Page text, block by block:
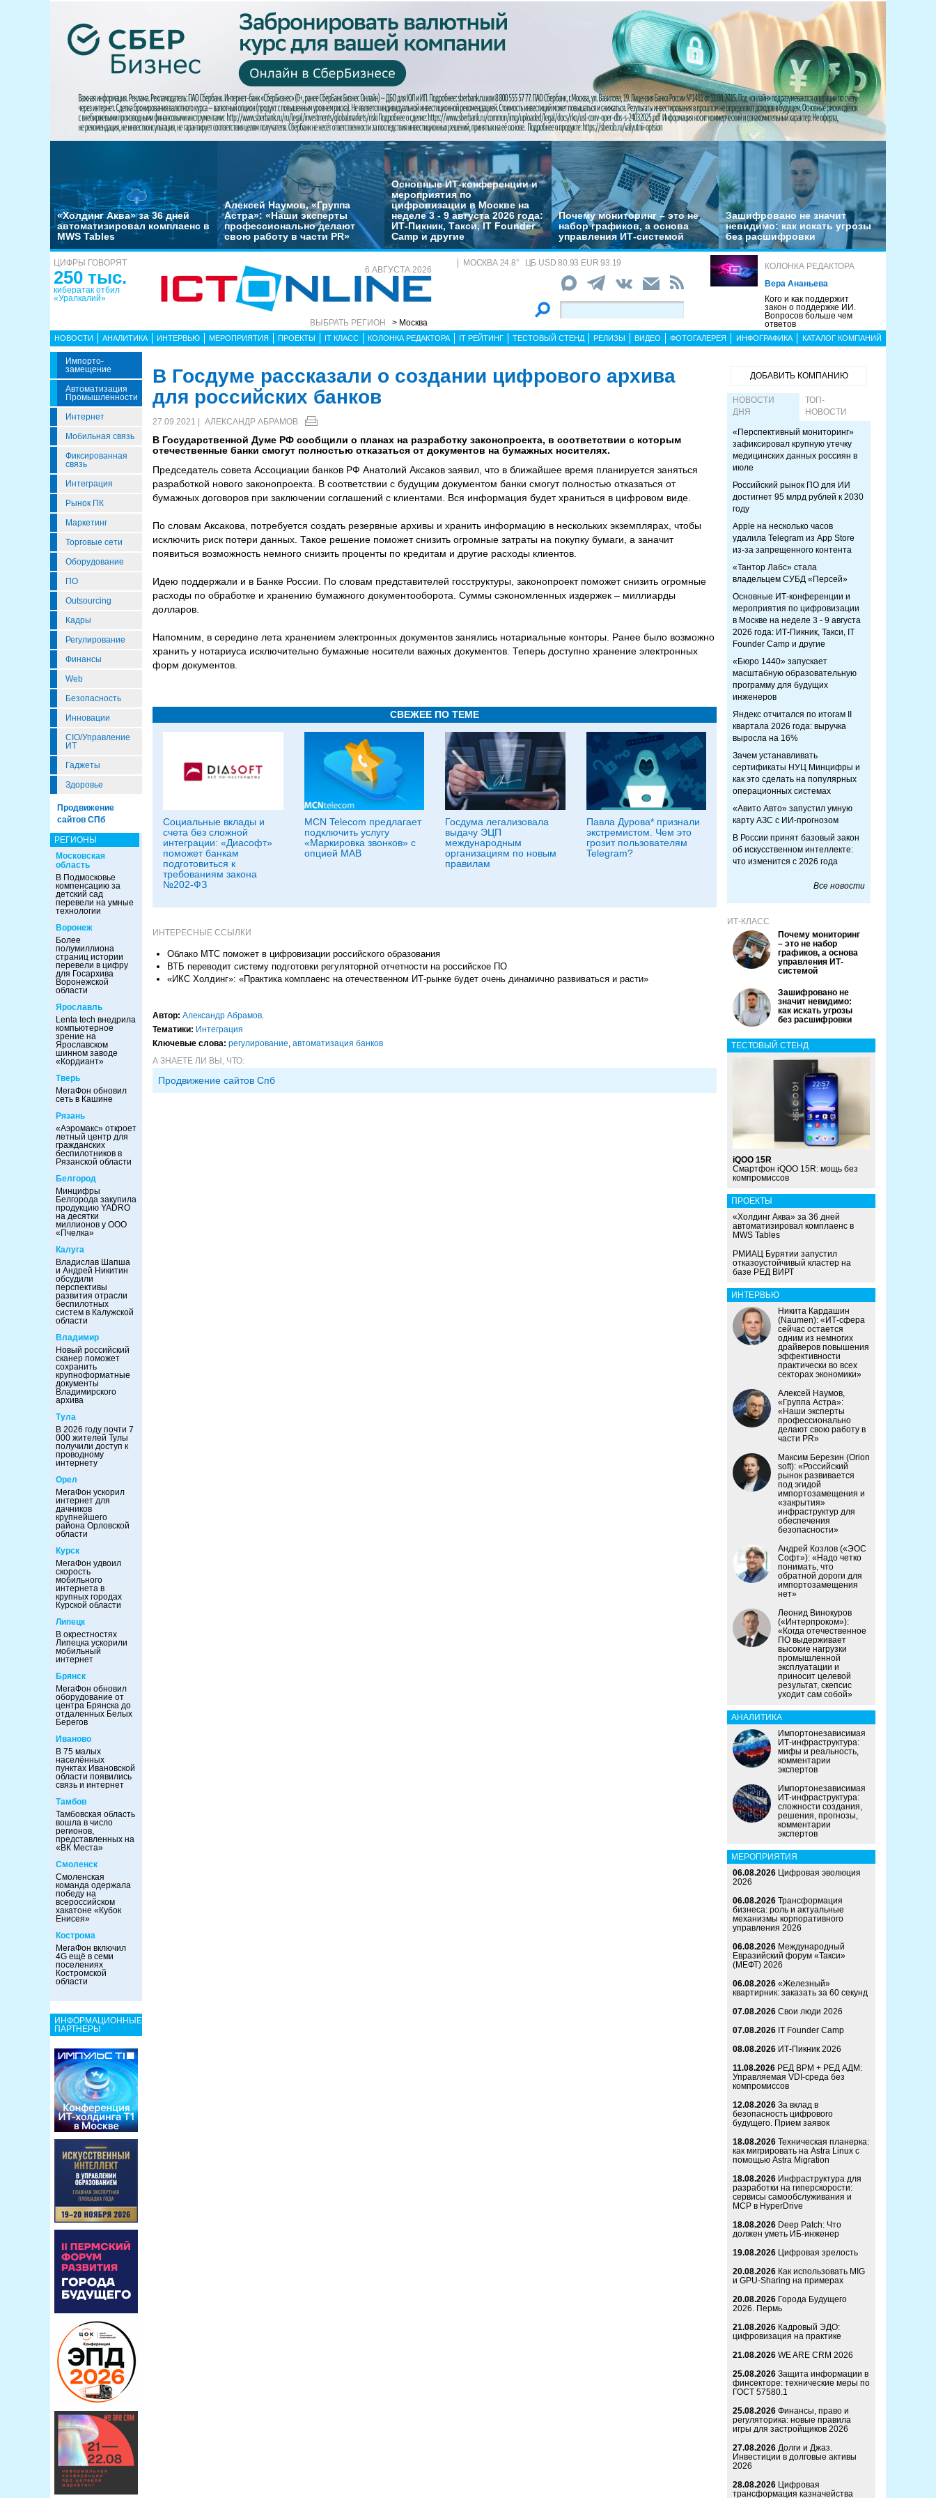
«Холдинг Аква» за 36 дней
автоматизировал комплаенс в
MWS Tables
Алексей Наумов, «Группа
Астра»: «Наши эксперты
профессионально делают
свою работу в части PR»
Основные ИТ-конференции и
мероприятия по
цифровизации в Москве на
неделе 3 - 9 августа 2026 года:
ИТ-Пикник, Такси, IT Founder
Camp и другие
Почему мониторинг – это не
набор графиков, а основа
управления ИТ-системой
Зашифровано не значит
невидимо: как искать угрозы
без расшифровки
ЦИФРЫ ГОВОРЯТ
250 тыс.
кибератак отбил
«Уралкалий»
6 АВГУСТА 2026
ВЫБРАТЬ РЕГИОН > Москва
МОСКВА 24.8° ЦБ USD 80.93 EUR 93.19
КОЛОНКА РЕДАКТОРА
Вера Ананьева
Кого и как поддержит
закон о поддержке ИИ.
Вопросов больше чем
ответов
НОВОСТИ АНАЛИТИКА ИНТЕРВЬЮ МЕРОПРИЯТИЯ ПРОЕКТЫ IT КЛАСС КОЛОНКА РЕДАКТОРА IT РЕЙТИНГ ТЕСТОВЫЙ СТЕНД РЕЛИЗЫ ВИДЕО ФОТОГАЛЕРЕЯ ИНФОГРАФИКА КАТАЛОГ КОМПАНИЙ
Импорто­
Замещение
Автоматизация
Промышленности
Интернет
Мобильная связь
Фиксированная
связь
Интеграция
Рынок ПК
Маркетинг
Торговые сети
Оборудование
ПО
Outsourcing
Кадры
Регулирование
Финансы
Web
Безопасность
Инновации
CIO/Управление
ИТ
Гаджеты
Здоровье
Продвижение
сайтов СПб
РЕГИОНЫ
Московская
область
В Подмосковье
компенсацию за
детский сад
перевели на умные
технологии
Воронеж
Более
полумиллиона
страниц истории
перевели в цифру
для Госархива
Воронежской
области
Ярославль
Lenta tech внедрила
компьютерное
зрение на
Ярославском
шинном заводе
«Кордиант»
Тверь
МегаФон обновил
сеть в Кашине
Рязань
«Аэромакс» откроет
летный центр для
гражданских
беспилотников в
Рязанской области
Белгород
Минцифры
Белгорода закупила
продукцию YADRO
на десятки
миллионов у ООО
«Пчелка»
Калуга
Владислав Шапша
и Андрей Никитин
обсудили
перспективы
развития отрасли
беспилотных
систем в Калужской
области
Владимир
Новый российский
сканер поможет
сохранить
крупноформатные
документы
Владимирского
архива
Тула
В 2026 году почти 7
000 жителей Тулы
получили доступ к
проводному
интернету
Орел
МегаФон ускорил
интернет для
дачников
крупнейшего
района Орловской
области
Курск
МегаФон удвоил
скорость
мобильного
интернета в
крупных городах
Курской области
Липецк
В окрестностях
Липецка ускорили
мобильный
интернет
Брянск
МегаФон обновил
оборудование от
центра Брянска до
отдаленных Белых
Берегов
Иваново
В 75 малых
населённых
пунктах Ивановской
области появились
связь и интернет
Тамбов
Тамбовская область
вошла в число
регионов,
представленных на
«ВК Места»
Смоленск
Смоленская
команда одержала
победу на
всероссийском
хакатоне «Кубок
Енисея»
Кострома
МегаФон включил
4G ещё в семи
поселениях
Костромской
области
ИНФОРМАЦИОННЫЕ
ПАРТНЕРЫ
В Госдуме рассказали о создании цифрового архива
для российских банков
27.09.2021 | АЛЕКСАНДР АБРАМОВ
В Государственной Думе РФ сообщили о планах на разработку законопроекта, в соответствии с которым
отечественные банки смогут полностью отказаться от документов на бумажных носителях.
Председатель совета Ассоциации банков РФ Анатолий Аксаков заявил, что в ближайшее время планируется заняться
разработкой нового законопроекта. В соответствии с будущим документом банки смогут полностью отказаться от
бумажных договоров при заключении соглашений с клиентами. Вся информация будет храниться в цифровом виде.
По словам Аксакова, потребуется создать резервные архивы и хранить информацию в нескольких экземплярах, чтобы
исключить риск потери данных. Такое решение поможет снизить огромные затраты на покупку бумаги, а заначит
появиться возможность немного снизить проценты по кредитам и другие расходы клиентов.
Идею поддержали и в Банке России. По словам представителей госструктуры, законопроект поможет снизить огромные
расходы по обработке и хранению бумажного документооборота. Суммы сэкономленных издержек – миллиарды
долларов.
Напомним, в середине лета хранением электронных документов занялись нотариальные конторы. Ранее было возможно
хранить у нотариуса исключительно бумажные носители важных документов. Теперь доступно хранение электронных
форм документов.
СВЕЖЕЕ ПО ТЕМЕ
Социальные вклады и
счета без сложной
интеграции: «Диасофт»
поможет банкам
подготовиться к
требованиям закона
№202-ФЗ
MCN Telecom предлагает
подключить услугу
«Маркировка звонков» с
опцией МАВ
Госдума легализовала
выдачу ЭЦП
международным
организациям по новым
правилам
Павла Дурова* признали
экстремистом. Чем это
грозит пользователям
Telegram?
ИНТЕРЕСНЫЕ ССЫЛКИ
Облако МТС поможет в цифровизации российского образования
ВТБ переводит систему подготовки регуляторной отчетности на российское ПО
«ИКС Холдинг»: «Практика комплаенс на отечественном ИТ-рынке будет очень динамично развиваться и расти»
Автор: Александр Абрамов.
Тематики: Интеграция
Ключевые слова: регулирование, автоматизация банков
А ЗНАЕТЕ ЛИ ВЫ, ЧТО:
Продвижение сайтов Спб
ДОБАВИТЬ КОМПАНИЮ
НОВОСТИ
ДНЯ
ТОП-
НОВОСТИ
«Перспективный мониторинг»
зафиксировал крупную утечку
медицинских данных россиян в
июле
Российский рынок ПО для ИИ
достигнет 95 млрд рублей к 2030
году
Apple на несколько часов
удалила Telegram из App Store
из-за запрещенного контента
«Тантор Лабс» стала
владельцем СУБД «Персей»
Основные ИТ-конференции и
мероприятия по цифровизации
в Москве на неделе 3 - 9 августа
2026 года: ИТ-Пикник, Такси, IT
Founder Camp и другие
«Бюро 1440» запускает
масштабную образовательную
программу для будущих
инженеров
Яндекс отчитался по итогам II
квартала 2026 года: выручка
выросла на 16%
Зачем устанавливать
сертификаты НУЦ Минцифры и
как это сделать на популярных
операционных системах
«Авито Авто» запустил умную
карту АЗС с ИИ-прогнозом
В России принят базовый закон
об искусственном интеллекте:
что изменится с 2026 года
Все новости
ИТ-КЛАСС
Почему мониторинг
– это не набор
графиков, а основа
управления ИТ-
системой
Зашифровано не
значит невидимо:
как искать угрозы
без расшифровки
ТЕСТОВЫЙ СТЕНД
iQOO 15R
Смартфон iQOO 15R: мощь без
компромиссов
ПРОЕКТЫ
«Холдинг Аква» за 36 дней
автоматизировал комплаенс в
MWS Tables
РМИАЦ Бурятии запустил
отказоустойчивый кластер на
базе РЕД ВИРТ
ИНТЕРВЬЮ
Никита Кардашин
(Naumen): «ИТ-сфера
сейчас остается
одним из немногих
драйверов повышения
эффективности
практически во всех
секторах экономики»
Алексей Наумов,
«Группа Астра»:
«Наши эксперты
профессионально
делают свою работу в
части PR»
Максим Березин (Orion
soft): «Российский
рынок развивается
под эгидой
импортозамещения и
«закрытия»
инфраструктур для
обеспечения
безопасности»
Андрей Козлов («ЭОС
Софт»): «Надо четко
понимать, что
обратной дороги для
импортозамещения
нет»
Леонид Винокуров
(«Интерпроком»):
«Когда отечественное
ПО выдерживает
высокие нагрузки
промышленной
эксплуатации и
приносит целевой
результат, скепсис
уходит сам собой»
АНАЛИТИКА
Импортонезависимая
ИТ-инфраструктура:
мифы и реальность,
комментарии
экспертов
Импортонезависимая
ИТ-инфраструктура:
сложности создания,
решения, прогнозы,
комментарии
экспертов
МЕРОПРИЯТИЯ
06.08.2026 Цифровая эволюция
2026
06.08.2026 Трансформация
бизнеса: роль и актуальные
механизмы корпоративного
управления 2026
06.08.2026 Международный
Евразийский форум «Такси»
(МЕФТ) 2026
06.08.2026 «Железный»
квартирник: заказать за 60 секунд
07.08.2026 Свои люди 2026
07.08.2026 IT Founder Camp
08.08.2026 ИТ-Пикник 2026
11.08.2026 РЕД ВРМ + РЕД АДМ:
Управляемая VDI-среда без
компромиссов
12.08.2026 За вклад в
безопасность цифрового
будущего. Прием заявок
18.08.2026 Техническая планерка:
как мигрировать на Astra Linux с
помощью Astra Migration
18.08.2026 Инфраструктура для
разработки на гиперскорости:
сервисы самообслуживания и
MCP в HyperDrive
18.08.2026 Deep Patch: Что
должен уметь ИБ-инженер
19.08.2026 Цифровая зрелость
20.08.2026 Как использовать MIG
и GPU-Sharing на примерах
20.08.2026 Города Будущего
2026. Пермь
21.08.2026 Кадровый ЭДО:
цифровизация на практике
21.08.2026 WE ARE CRM 2026
25.08.2026 Защита информации в
финсекторе: технические меры по
ГОСТ 57580.1
25.08.2026 Финансы, право и
регуляторика: новые правила
игры для застройщиков 2026
27.08.2026 Долги и Джаз.
Инвестиции в долговые активы
2026
28.08.2026 Цифровая
трансформация казначейства